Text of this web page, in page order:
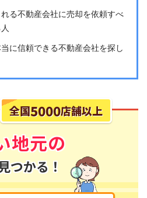
る不動産会社に売却を依頼すべ
に信頼できる不動産会社を探し